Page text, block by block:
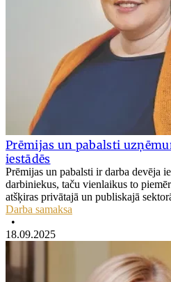
Prēmijas un pabalsti
iestādēs
Prēmijas un pabalsti ir darba devēja
darbiniekus, taču vienlaikus to
atšķiras privātajā un publiskajā
Darba samaksa
•
18.09.2025